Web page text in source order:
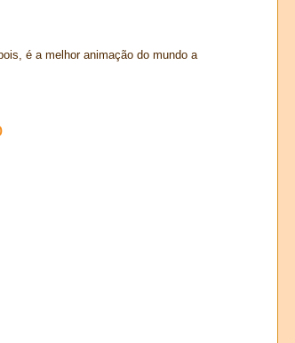
é a melhor animação do mundo a